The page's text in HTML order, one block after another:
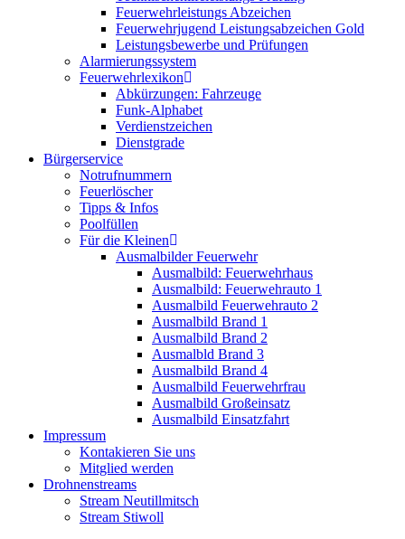
Feuerwehrleistungs Abzeichen
Feuerwehrjugend Leistungsabzeichen Gold
Leistungsbewerbe und Prüfungen
Alarmierungssystem
Feuerwehrlexikon
Abkürzungen: Fahrzeuge
Funk-Alphabet
Verdienstzeichen
Dienstgrade
Bürgerservice
Notrufnummern
Feuerlöscher
Tipps & Infos
Poolfüllen
Für die Kleinen
Ausmalbilder Feuerwehr
Ausmalbild: Feuerwehrhaus
Ausmalbild: Feuerwehrauto 1
Ausmalbild Feuerwehrauto 2
Ausmalbild Brand 1
Ausmalbild Brand 2
Ausmalbld Brand 3
Ausmalbild Brand 4
Ausmalbild Feuerwehrfrau
Ausmalbild Großeinsatz
Ausmalbild Einsatzfahrt
Impressum
Kontakieren Sie uns
Mitglied werden
Drohnenstreams
Stream Neutillmitsch
Stream Stiwoll